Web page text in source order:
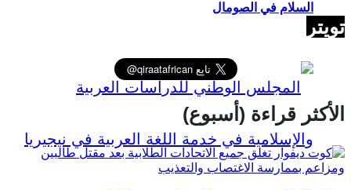
السلام في الصومال
تويتر
الأكثر قراءة (أسبوع)